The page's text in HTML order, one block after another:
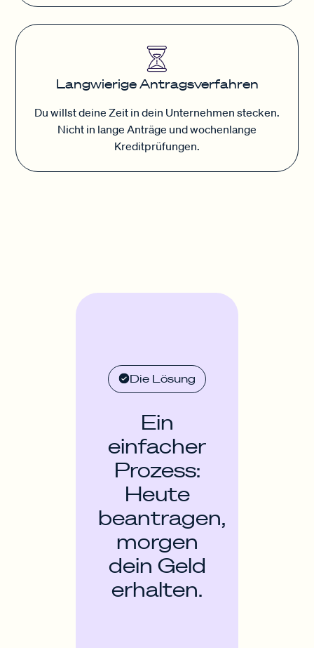
Langwierige Antragsverfahren
Du willst deine Zeit in dein Unternehmen stecken.
Nicht in lange Anträge und wochenlange
Kreditprüfungen.
Die Lösung
Ein
einfacher
Prozess:
Heute
beantragen,
morgen
dein Geld
erhalten.